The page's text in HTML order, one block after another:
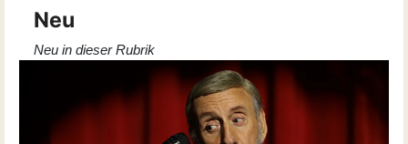
Neu
Neu in dieser Rubrik